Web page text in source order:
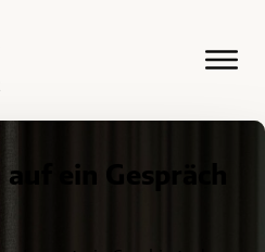
ein Gespräch